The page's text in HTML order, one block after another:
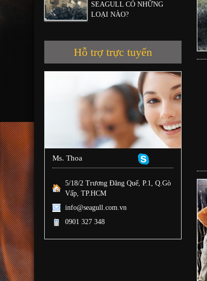
SEAGULL CÓ NHỮNG
LOẠI NÀO?
Hỗ trợ trực tuyến
Ms. Thoa
5/18/2 Trương Đăng Quế, P.1, Q.Gò
Vấp, TP.HCM
info@seagull.com.vn
0901 327 348